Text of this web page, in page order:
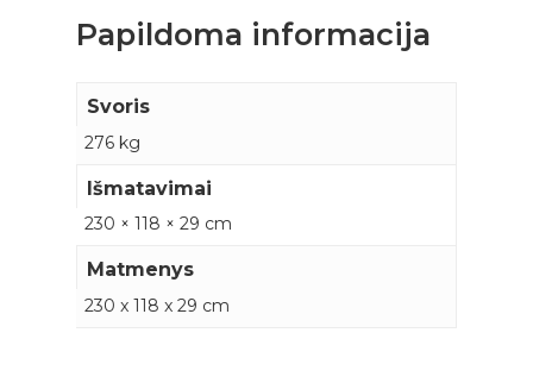
Papildoma informacija
Svoris
276 kg
Išmatavimai
230 × 118 × 29 cm
Matmenys
230 x 118 x 29 cm